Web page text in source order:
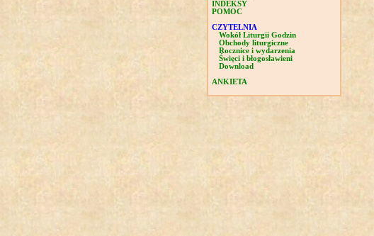
INDEKSY
POMOC
CZYTELNIA
Wokół Liturgii Godzin
Obchody liturgiczne
Rocznice i wydarzenia
Święci i błogosławieni
Download
ANKIETA